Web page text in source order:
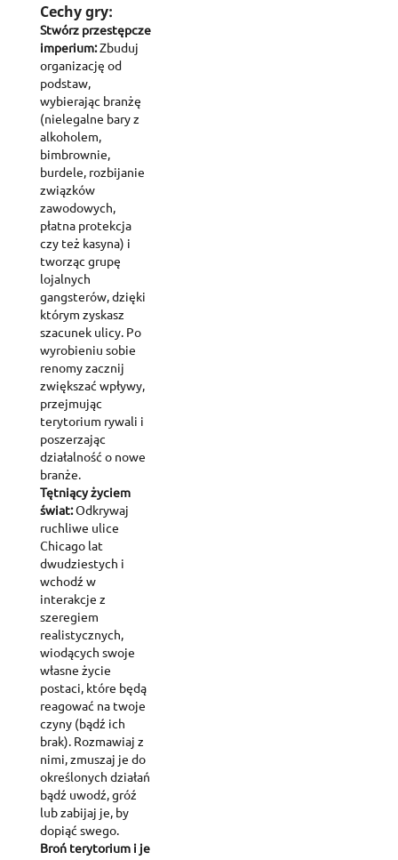
Cechy gry:
Stwórz przestępcze
imperium:Zbuduj
organizację od
podstaw,
wybierając branżę
(nielegalne bary z
alkoholem,
bimbrownie,
burdele, rozbijanie
związków
zawodowych,
płatna protekcja
czy też kasyna) i
tworząc grupę
lojalnych
gangsterów, dzięki
którym zyskasz
szacunek ulicy. Po
wyrobieniu sobie
renomy zacznij
zwiększać wpływy,
przejmując
terytorium rywali i
poszerzając
działalność o nowe
branże.
Tętniący życiem
świat:Odkrywaj
ruchliwe ulice
Chicago lat
dwudziestych i
wchodź w
interakcje z
szeregiem
realistycznych,
wiodących swoje
własne życie
postaci, które będą
reagować na twoje
czyny (bądź ich
brak). Rozmawiaj z
nimi, zmuszaj je do
określonych działań
bądź uwodź, gróź
lub zabijaj je, by
dopiąć swego.
Broń terytorium i je